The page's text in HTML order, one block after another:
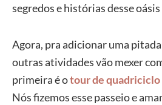
segredos e histórias desse
Agora, pra adicionar uma
outras atividades vão mexer
primeira é otour de
Nós fizemos esse passeio e